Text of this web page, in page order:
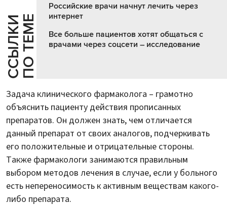
С
С
Ы
Л
К
И
П
О
Т
Е
МЕ
Российские врачи начнут лечить через
интернет
Все больше пациентов хотят общаться с
врачами через соцсети – исследование
Задача клинического фармаколога – грамотно
объяснить пациенту действия прописанных
препаратов. Он должен знать, чем отличается
данный препарат от своих аналогов, подчеркивать
его положительные и отрицательные стороны.
Также фармакологи занимаются правильным
выбором методов лечения в случае, если у больного
есть непереносимость к активным веществам какого-
либо препарата.